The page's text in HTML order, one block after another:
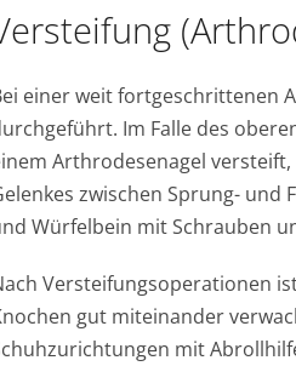
einer weit fortgeschrittenen
Im Falle des
Arthrodesenagel
zwischen Sprung- und
Würfelbein mit Schrauben
Versteifungsoperationen
gut miteinander
mit